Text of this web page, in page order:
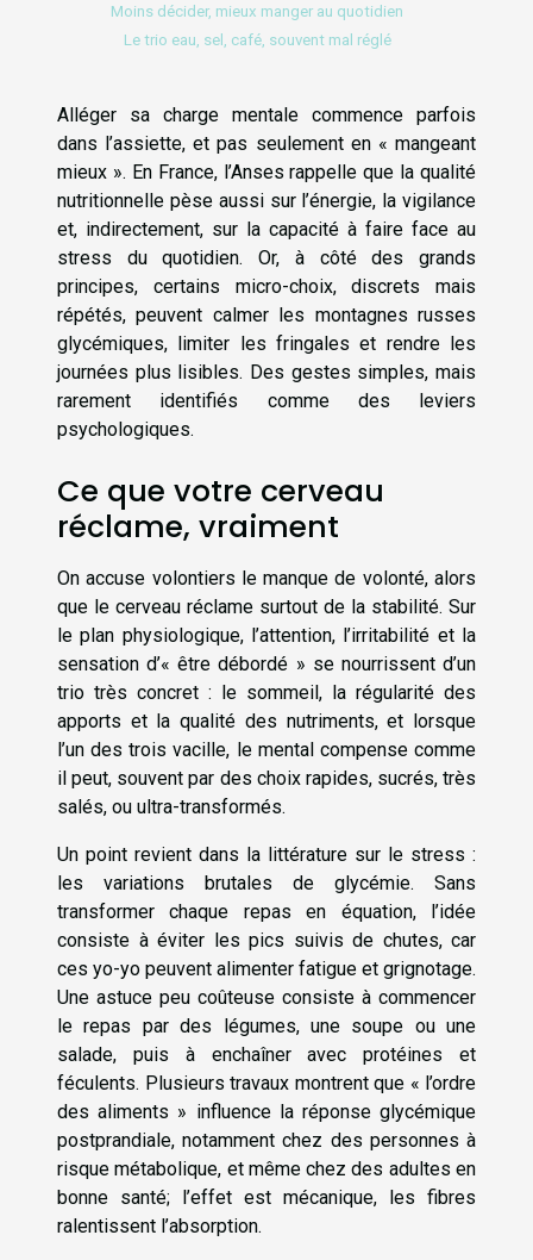
Moins décider, mieux manger au quotidien
Le trio eau, sel, café, souvent mal réglé
Alléger sa charge mentale commence parfois
dans l’assiette, et pas seulement en « mangeant
mieux ». En France, l’Anses rappelle que la qualité
nutritionnelle pèse aussi sur l’énergie, la vigilance
et, indirectement, sur la capacité à faire face au
stress du quotidien. Or, à côté des grands
principes, certains micro-choix, discrets mais
répétés, peuvent calmer les montagnes russes
glycémiques, limiter les fringales et rendre les
journées plus lisibles. Des gestes simples, mais
rarement identifiés comme des leviers
psychologiques.
Ce que votre cerveau
réclame, vraiment
On accuse volontiers le manque de volonté, alors
que le cerveau réclame surtout de la stabilité. Sur
le plan physiologique, l’attention, l’irritabilité et la
sensation d’« être débordé » se nourrissent d’un
trio très concret : le sommeil, la régularité des
apports et la qualité des nutriments, et lorsque
l’un des trois vacille, le mental compense comme
il peut, souvent par des choix rapides, sucrés, très
salés, ou ultra-transformés.
Un point revient dans la littérature sur le stress :
les variations brutales de glycémie. Sans
transformer chaque repas en équation, l’idée
consiste à éviter les pics suivis de chutes, car
ces yo-yo peuvent alimenter fatigue et grignotage.
Une astuce peu coûteuse consiste à commencer
le repas par des légumes, une soupe ou une
salade, puis à enchaîner avec protéines et
féculents. Plusieurs travaux montrent que « l’ordre
des aliments » influence la réponse glycémique
postprandiale, notamment chez des personnes à
risque métabolique, et même chez des adultes en
bonne santé; l’effet est mécanique, les fibres
ralentissent l’absorption.